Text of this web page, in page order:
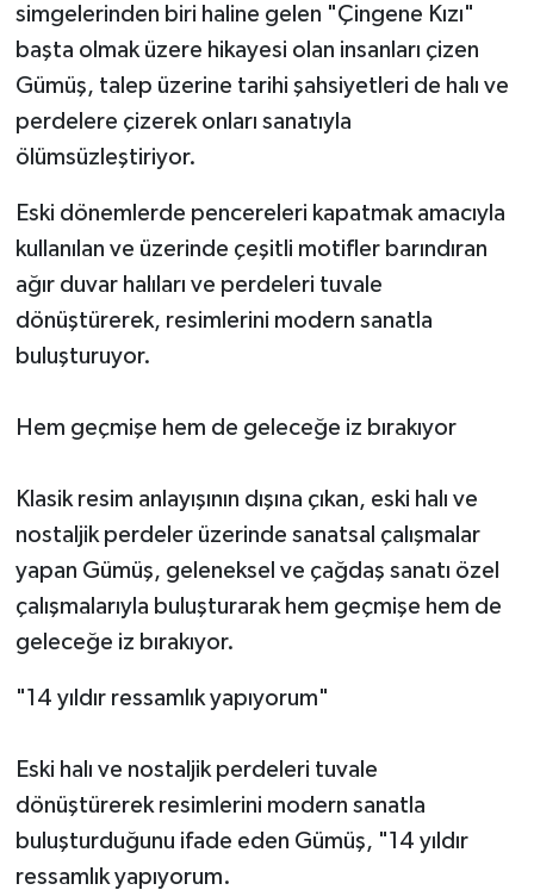
simgelerinden biri haline gelen "Çingene Kızı"
başta olmak üzere hikayesi olan insanları çizen
Gümüş, talep üzerine tarihi şahsiyetleri de halı ve
perdelere çizerek onları sanatıyla
ölümsüzleştiriyor.
Eski dönemlerde pencereleri kapatmak amacıyla
kullanılan ve üzerinde çeşitli motifler barındıran
ağır duvar halıları ve perdeleri tuvale
dönüştürerek, resimlerini modern sanatla
buluşturuyor.
Hem geçmişe hem de geleceğe iz bırakıyor
Klasik resim anlayışının dışına çıkan, eski halı ve
nostaljik perdeler üzerinde sanatsal çalışmalar
yapan Gümüş, geleneksel ve çağdaş sanatı özel
çalışmalarıyla buluşturarak hem geçmişe hem de
geleceğe iz bırakıyor.
"14 yıldır ressamlık yapıyorum"
Eski halı ve nostaljik perdeleri tuvale
dönüştürerek resimlerini modern sanatla
buluşturduğunu ifade eden Gümüş, "14 yıldır
ressamlık yapıyorum.